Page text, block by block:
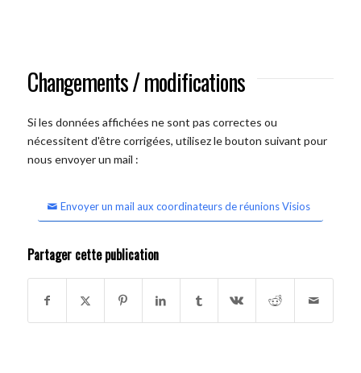
Changements / modifications
Si les données affichées ne sont pas correctes ou
nécessitent d'être corrigées, utilisez le bouton suivant pour
nous envoyer un mail :
Envoyer un mail aux coordinateurs de réunions Visios
Partager cette publication